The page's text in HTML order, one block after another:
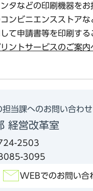
タなどの印刷機器を
ンビニエンスストアな
て申請書等を印刷する
ントサービスのご案内
担当課へのお問い合わせ
経営改革室
2503
3095
WEBでのお問い合